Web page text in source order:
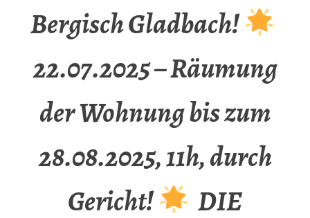
Bergisch Gladbach!
22.07.2025 – Räumung
der Wohnung bis zum
28.08.2025, 11h, durch
Gericht!
DIE